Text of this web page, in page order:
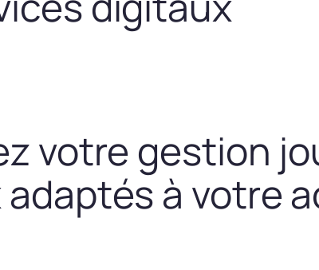
votre gestion
à votre